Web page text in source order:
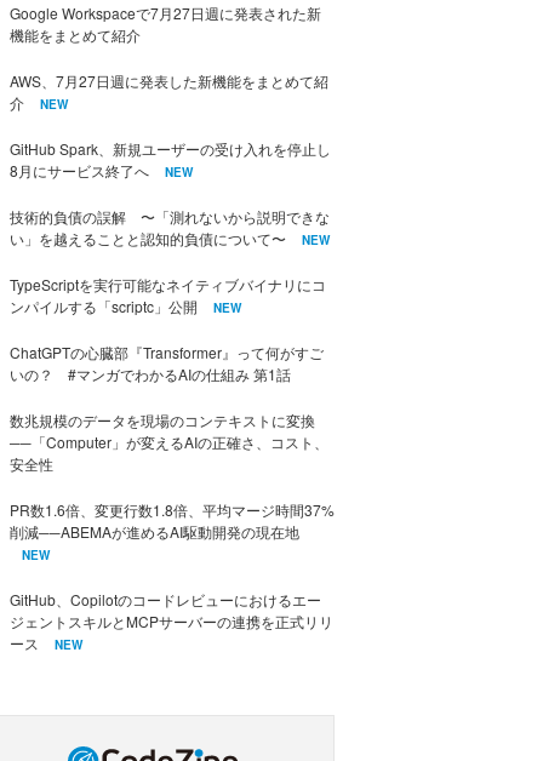
Google Workspaceで7月27日週に発表された新
機能をまとめて紹介
AWS、7月27日週に発表した新機能をまとめて紹
介
NEW
GitHub Spark、新規ユーザーの受け入れを停止し
8月にサービス終了へ
NEW
技術的負債の誤解 〜「測れないから説明できな
い」を越えることと認知的負債について〜
NEW
TypeScriptを実行可能なネイティブバイナリにコ
ンパイルする「scriptc」公開
NEW
ChatGPTの心臓部『Transformer』って何がすご
いの？ #マンガでわかるAIの仕組み 第1話
数兆規模のデータを現場のコンテキストに変換
──「Computer」が変えるAIの正確さ、コスト、
安全性
PR数1.6倍、変更行数1.8倍、平均マージ時間37%
削減──ABEMAが進めるAI駆動開発の現在地
NEW
GitHub、Copilotのコードレビューにおけるエー
ジェントスキルとMCPサーバーの連携を正式リリ
ース
NEW